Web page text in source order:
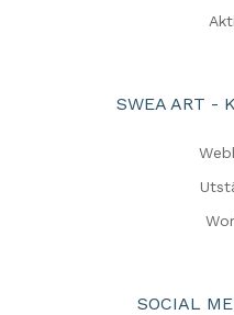
SWEA ART -
SOCIAL